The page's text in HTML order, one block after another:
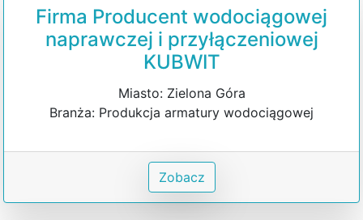
Firma Producent wodociągowej
naprawczej i przyłączeniowej
KUBWIT
Miasto: Zielona Góra
Branża: Produkcja armatury wodociągowej
Zobacz